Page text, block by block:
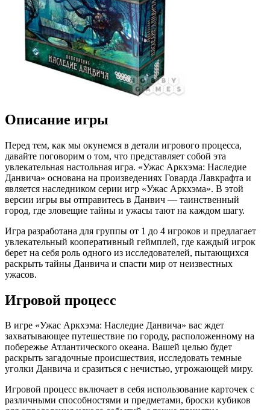
Описание игры
Перед тем, как мы окунемся в детали игрового процесса,
давайте поговорим о том, что представляет собой эта
увлекательная настольная игра. «Ужас Аркхэма: Наследие
Данвича» основана на произведениях Говарда Лавкрафта и
является наследником серии игр «Ужас Аркхэма». В этой
версии игры вы отправитесь в Данвич — таинственный
город, где зловещие тайны и ужасы тают на каждом шагу.
Игра разработана для группы от 1 до 4 игроков и предлагает
увлекательный кооперативный геймплей, где каждый игрок
берет на себя роль одного из исследователей, пытающихся
раскрыть тайны Данвича и спасти мир от неизвестных
ужасов.
Игровой процесс
В игре «Ужас Аркхэма: Наследие Данвича» вас ждет
захватывающее путешествие по городу, расположенному на
побережье Атлантического океана. Вашей целью будет
раскрыть загадочные происшествия, исследовать темные
уголки Данвича и сразиться с нечистью, угрожающей миру.
Игровой процесс включает в себя использование карточек с
различными способностями и предметами, броски кубиков